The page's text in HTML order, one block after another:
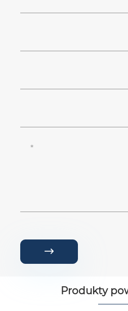

Produkty